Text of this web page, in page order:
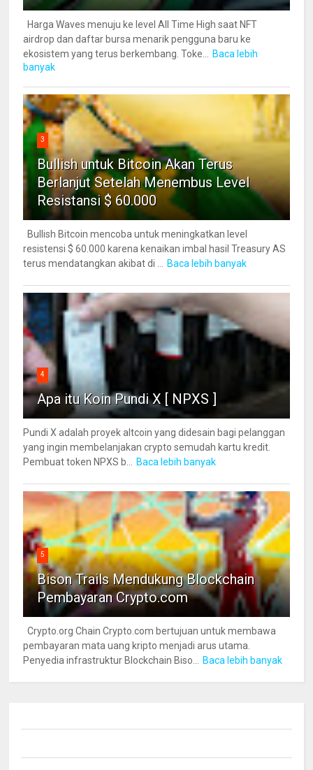
Harga Waves menuju ke level All Time High saat NFT
airdrop dan daftar bursa menarik pengguna baru ke
ekosistem yang terus berkembang. Toke...
Baca lebih
banyak
3
Bullish untuk Bitcoin Akan Terus
Berlanjut Setelah Menembus Level
Resistansi $ 60.000
Bullish Bitcoin mencoba untuk meningkatkan level
resistensi $ 60.000 karena kenaikan imbal hasil Treasury AS
terus mendatangkan akibat di ...
Baca lebih banyak
4
Apa itu Koin Pundi X [ NPXS ]
Pundi X adalah proyek altcoin yang didesain bagi pelanggan
yang ingin membelanjakan crypto semudah kartu kredit.
Pembuat token NPXS b...
Baca lebih banyak
5
Bison Trails Mendukung Blockchain
Pembayaran Crypto.com
Crypto.org Chain Crypto.com bertujuan untuk membawa
pembayaran mata uang kripto menjadi arus utama.
Penyedia infrastruktur Blockchain Biso...
Baca lebih banyak